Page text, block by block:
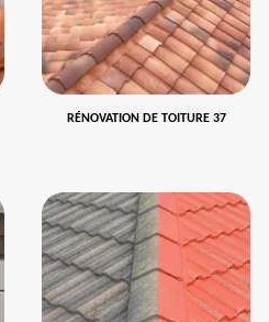
RÉNOVATION DE TOITURE 37